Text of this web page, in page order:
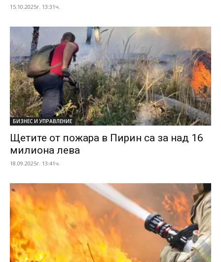
15.10.2025г. 13:31ч.
БИЗНЕС И УПРАВЛЕНИЕ
Щетите от пожара в Пирин са за над 16
милиона лева
18.09.2025г. 13:41ч.